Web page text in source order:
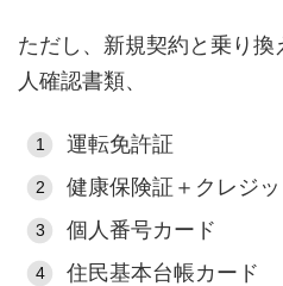
ただし、新規契約と乗り
人確認書類、
運転免許証
健康保険証＋クレジ
個人番号カード
住民基本台帳カード